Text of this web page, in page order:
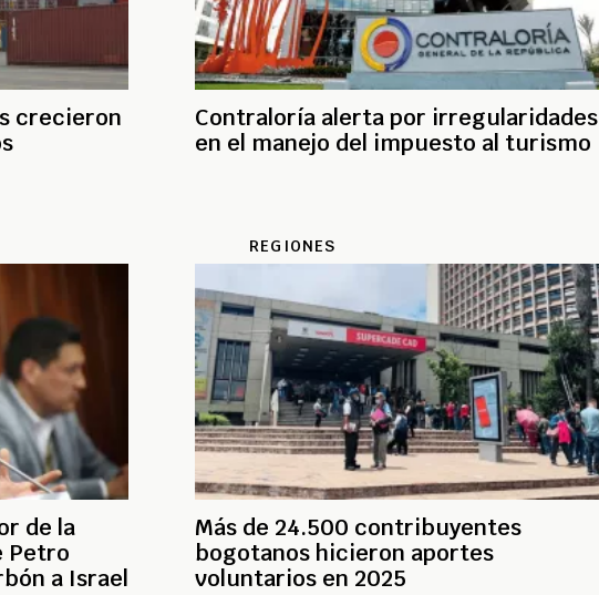
crecieron
Contraloría alerta por irregularidades
en el manejo del impuesto al turismo
de la
Petro
a Israel
REGIONES
Más de 24.500 contribuyentes
bogotanos hicieron aportes
voluntarios en 2025